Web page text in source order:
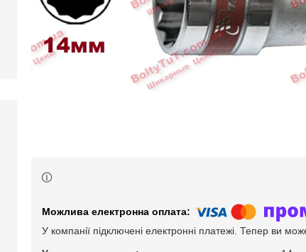
У компанії підключені електронні платежі. Тепер ви